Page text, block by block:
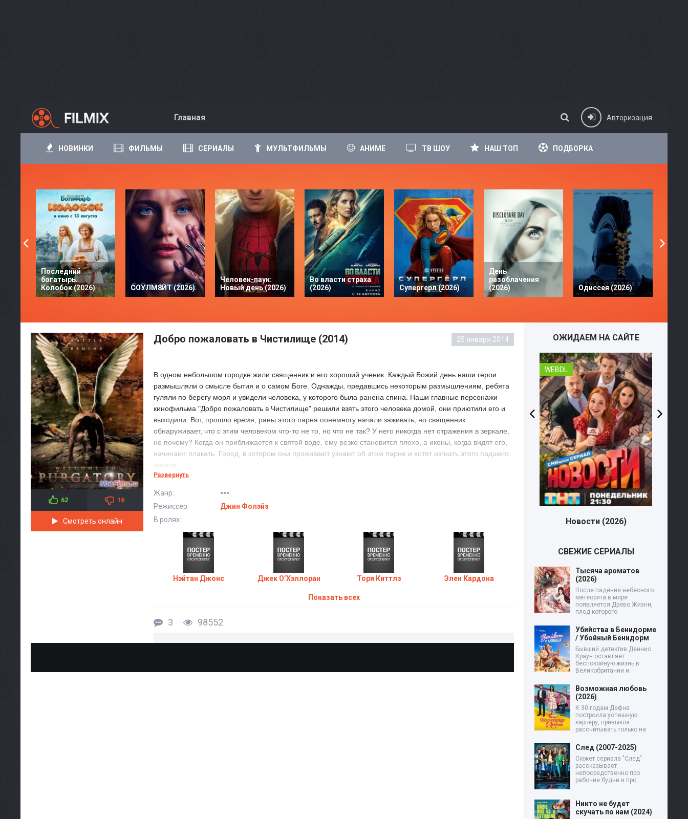
Главная Авторизация
НОВИНКИ ФИЛЬМЫ СЕРИАЛЫ МУЛЬТФИЛЬМЫ АНИМЕ ТВ ШОУ НАШ ТОП ПОДБОРКА
Последний
богатырь.
Колобок (2026)
СОУЛМ8ЙТ (2026)
Человек-паук:
Новый день (2026)
Во власти страха
(2026)
Супергерл (2026)
День
разоблачения
(2026)
Одиссея (2026)
62 16
Смотреть онлайн
Добро пожаловать в Чистилище (2014) 25 января 2014
В одном небольшом городке жили священник и его хороший ученик. Каждый Божий день наши герои
размышляли о смысле бытия и о самом Боге. Однажды, предавшись некоторым размышлениям, ребята
гуляли по берегу моря и увидели человека, у которого была ранена спина. Наши главные персонажи
кинофильма "Добро пожаловать в Чистилище" решили взять этого человека домой, они приютили его и
выходили. Вот, прошло время, раны этого парня понемногу начали заживать, но священник
обнаруживает, что с этим человеком что-то не то, но что не так? У него никогда нет отражения в зеркале,
но почему? Когда он приближается к святой воде, ему резко становится плохо, а иконы, когда видят его,
начинают плакать. Город, в котором они проживают узнают об этом парне и хотят изгнать этого падшего
ангела...
Развернуть
Жанр:
---
Режиссер:
Джин Фолэйз
В ролях:
Нэйтан Джонс Джек О’Хэллоран Тори Киттлз Элен Кардона
Показать всех
3 98552
ОЖИДАЕМ НА САЙТЕ
WEBDL
Новости (2026)
СВЕЖИЕ СЕРИАЛЫ
Тысяча ароматов
(2026)
После падения небесного
метеорита в мире
появляется Древо Жизни,
плод которого
Убийства в Бенидорме
/ Убойный Бенидорм
Бывший детектив Деннис
Краун оставляет
беспокойную жизнь в
Великобритании и
Возможная любовь
(2026)
К 30 годам Дефне
построила успешную
карьеру, привыкла
рассчитывать только на
След (2007-2025)
Сюжет сериала "След"
рассказывает
непосредственно про
рабочие будни и про
Никто не будет
скучать по нам (2024)